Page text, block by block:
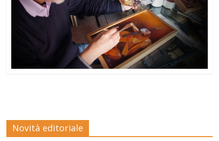
Novità editoriale